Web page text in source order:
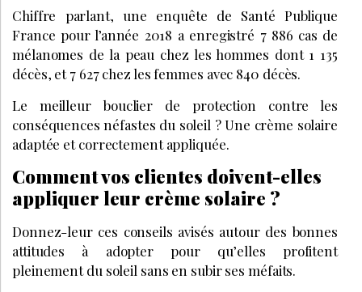
Chiffre parlant, une enquête de Santé Publique
France pour l’année 2018 a enregistré 7 886 cas de
mélanomes de la peau chez les hommes dont 1 135
décès, et 7 627 chez les femmes avec 840 décès.
Le meilleur bouclier de protection contre les
conséquences néfastes du soleil ? Une crème solaire
adaptée et correctement appliquée.
Comment vos clientes doivent-elles
appliquer leur crème solaire ?
Donnez-leur ces conseils avisés autour des bonnes
attitudes à adopter pour qu’elles profitent
pleinement du soleil sans en subir ses méfaits.